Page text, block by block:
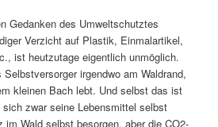
Gedanken des Umweltschutztes
Verzicht auf Plastik, Einmalartikel,
ist heutzutage eigentlich unmöglich.
irgendwo am Waldrand,
kleinen Bach lebt. Und selbst das ist
zwar seine Lebensmittel selbst
im Wald selbst besorgen, aber die CO2-